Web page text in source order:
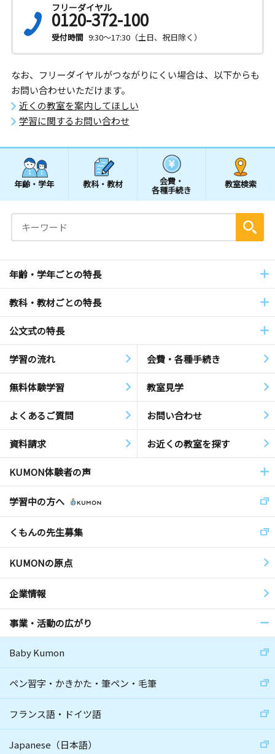
フリーダイヤル
0120-372-100
受付時間 9:30～17:30（土日、祝日除く）
なお、フリーダイヤルがつながりにくい場合は、以下からも
お問い合わせいただけます。
近くの教室を案内してほしい
学習に関するお問い合わせ
年齢・学年 教科・教材 会費・
各種手続き
教室検索
年齢・学年ごとの特長
教科・教材ごとの特長
公文式の特長
学習の流れ 会費・各種手続き
無料体験学習 教室見学
よくあるご質問 お問い合わせ
資料請求 お近くの教室を探す
KUMON体験者の声
学習中の方へ
くもんの先生募集
KUMONの原点
企業情報
事業・活動の広がり
Baby Kumon
ペン習字・かきかた・筆ペン・毛筆
フランス語・ドイツ語
Japanese（日本語）